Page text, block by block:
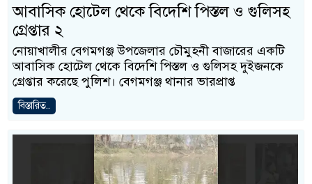
আবাসিক হোটেল থেকে বিদেশি পিস্তল ও গুলিসহ
গ্রেপ্তার ২
নোয়াখালীর বেগমগঞ্জ উপজেলার চৌমুহনী বাজারের একটি
আবাসিক হোটেল থেকে বিদেশি পিস্তল ও গুলিসহ দুইজনকে
গ্রেপ্তার করেছে পুলিশ। বেগমগঞ্জ থানার ভারপ্রাপ্ত
বিস্তারিত..